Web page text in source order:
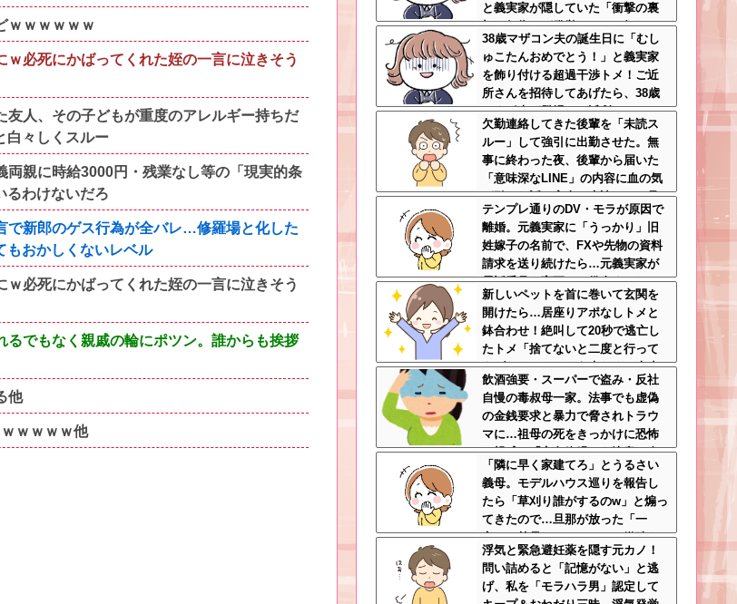
ｗｗｗｗｗｗ
必死にかばってくれた姪の一言に泣きそう
人、その子どもが重度のアレルギー持ちだ
白々しくスルー
親に時給3000円・残業なし等の「現実的条
るわけないだろ
で新郎のゲス行為が全バレ…修羅場と化した
もおかしくないレベル
必死にかばってくれた姪の一言に泣きそう
でもなく親戚の輪にポツン。誰からも挨拶
他
ｗｗｗｗ他
と義実家が隠していた「衝撃の裏
切り行為」が発覚ｗｗｗ←知らん
間に200万払われてて草
38歳マザコン夫の誕生日に「むし
ゅこたんおめでとう！」と義実家
を飾り付ける超過干渉トメ！ご近
所さんを招待してあげたら、38歳
メタボ夫が登場して近所のおじい
さんが大爆発する事態に
欠勤連絡してきた後輩を「未読ス
ルー」して強引に出勤させた。無
事に終わった夜、後輩から届いた
「意味深なLINE」の内容に血の気
が引いた話←完全に未読スルー見
抜かれてて草
テンプレ通りのDV・モラが原因で
離婚。元義実家に「うっかり」旧
姓嫁子の名前で、FXや先物の資料
請求を送り続けたら…元義実家が
電話番号を変更し、借金まみれに
なっていた話ｗｗｗｗｗ
新しいペットを首に巻いて玄関を
開けたら…居座りアポなしトメと
鉢合わせ！絶叫して20秒で逃亡し
たトメ「捨てないと二度と行って
あげない！」←もう来なくて大丈
夫ですｗ
飲酒強要・スーパーで盗み・反社
自慢の毒叔母一家。法事でも虚偽
の金銭要求と暴力で脅されトラウ
マに…祖母の死をきっかけに恐怖
の親戚と「永久絶縁」を決意←自
分の身の安全を最優先にして大正
解
「隣に早く家建てろ」とうるさい
義母。モデルハウス巡りを報告し
たら「草刈り誰がするのw」と煽っ
てきたので…旦那が放った「一
言」に義母オロオロｗｗ←嫌味を
逆手にとった神対応すぎる
浮気と緊急避妊薬を隠す元カノ！
問い詰めると「記憶がない」と逃
げ、私を「モラハラ男」認定して